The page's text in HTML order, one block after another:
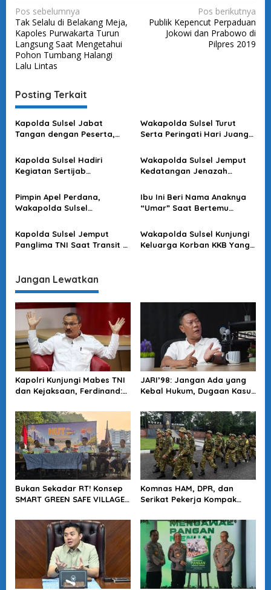
N
a
v
i
a
s
i
o
s
Pos sebelumnya
Tak Selalu di Belakang Meja,
Kapoles Purwakarta Turun
Langsung Saat Mengetahui
Pohon Tumbang Halangi
Lalu Lintas
Pos berikutnya
Publik Kepencut Perpaduan
Jokowi dan Prabowo di
Pilpres 2019
Posting Terkait
Kapolda Sulsel Jabat
Tangan dengan Peserta,
Wakapolda Sulsel Turut
Serta Peringati Hari Juang
Kapolda Sulsel Hadiri
Kegiatan Sertijab
AU Sultan Hasanuddin
Wakapolda Sulsel Jemput
Kedatangan Jenazah
Sultan Hasanuddin
Pimpin Apel Perdana,
Wakapolda Sulsel
Ibu Ini Beri Nama Anaknya
“Umar” Saat Bertemu
Kapolda Sulsel Jemput
Panglima TNI Saat Transit Di
Wakapolda Sulsel Kunjungi
Keluarga Korban KKB Yang
Jangan Lewatkan
Kapolri Kunjungi Mabes TNI
dan Kejaksaan, Ferdinand:
Soliditas Antar Lembaga
JARI’98: Jangan Ada yang
Kebal Hukum, Dugaan Kasus
Tuntas
Bukan Sekadar RT! Konsep
SMART GREEN SAFE VILLAGE
Depan Kota
Komnas HAM, DPR, dan
Serikat Pekerja Kompak
KDMP Diusut